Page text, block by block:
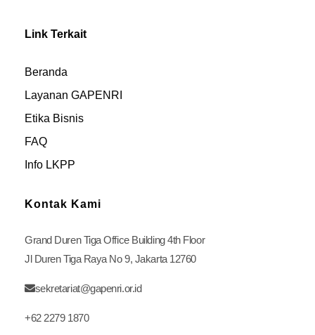
Link Terkait
Beranda
Layanan GAPENRI
Etika Bisnis
FAQ
Info LKPP
Kontak Kami
Grand Duren Tiga Office Building 4th Floor
Jl Duren Tiga Raya No 9, Jakarta 12760
sekretariat@gapenri.or.id
+62 2279 1870